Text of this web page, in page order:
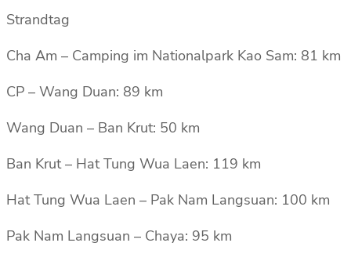
Strandtag
Cha Am – Camping im Nationalpark Kao Sam: 81 km
CP – Wang Duan: 89 km
Wang Duan – Ban Krut: 50 km
Ban Krut – Hat Tung Wua Laen: 119 km
Hat Tung Wua Laen – Pak Nam Langsuan: 100 km
Pak Nam Langsuan – Chaya: 95 km